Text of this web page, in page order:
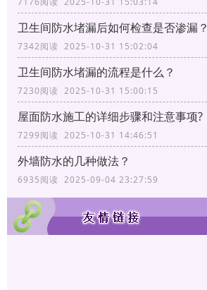
卫生间防水堵漏后如何检查是否渗漏？
7342阅读 2025-10-31 15:02:04
卫生间防水堵漏的流程是什么？
7230阅读 2025-10-31 15:00:15
屋面防水施工的详细步骤和注意事项?
7299阅读 2025-10-31 14:46:51
外墙防水的几种做法？
6935阅读 2025-09-04 23:27:59